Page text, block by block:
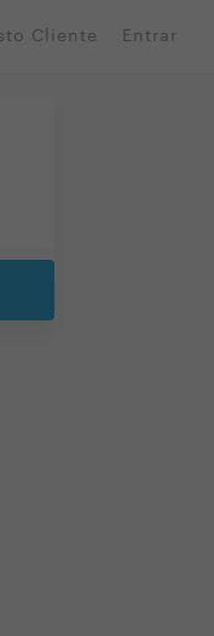
Cliente Entrar